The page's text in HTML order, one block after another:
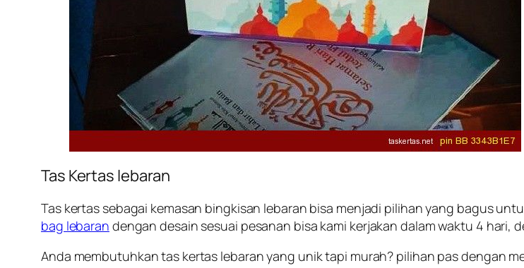
Tas Kertas lebaran
Tas kertas sebagai kemasan bingkisan lebaran bisa menjadi pilihan yang bagus
bag lebaran dengan desain sesuai pesanan bisa kami kerjakan dalam waktu 4 hari,
Anda membutuhkan tas kertas lebaran yang unik tapi murah? pilihan pas dengan